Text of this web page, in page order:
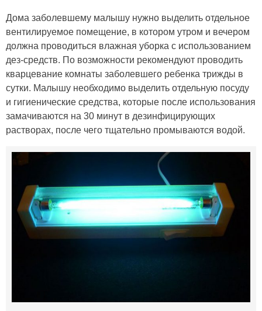
Дома заболевшему малышу нужно выделить отдельное
вентилируемое помещение, в котором утром и вечером
должна проводиться влажная уборка с использованием
дез-средств. По возможности рекомендуют проводить
кварцевание комнаты заболевшего ребенка трижды в
сутки. Малышу необходимо выделить отдельную посуду
и гигиенические средства, которые после использования
замачиваются на 30 минут в дезинфицирующих
растворах, после чего тщательно промываются водой.